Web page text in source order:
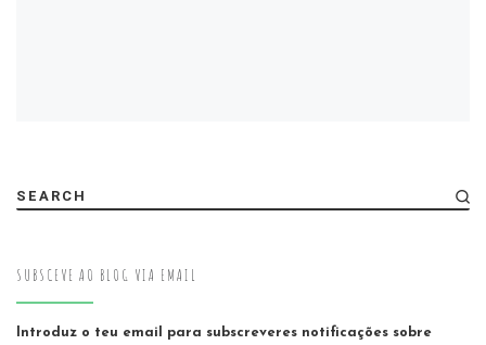
SEARCH
SUBSCEVE AO BLOG VIA EMAIL
Introduz o teu email para subscreveres notificações sobre